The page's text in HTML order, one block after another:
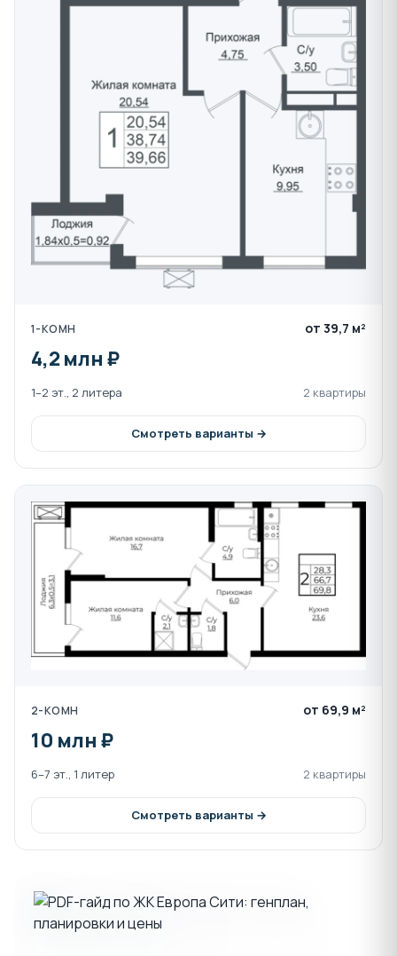
проемов газобетонными блоками 200 мм , по
наружной стене дом утеплен пенополистирольными
плитами. Межквартирные перегородки - блок
газобетонный 200 мм, внутриквартирные - блок
газобетонный 100 мм. Фундамент - монолитная
железобетонная плита толщиной 800мм. Кровля в
здании плоская малоуклонная типа «Технониколь
Стандарт». Применена фасадная система с тонким
штукатурным слоем по типу фирмы KREISEL TURBO S.
В каждом подъезде устанавливается по 1
грузопассажирскому лифту.
Лебединое озеро в "Немецкой деревне"
Школы 99, 106, 65, 68, 96
Гипермаркет Лента
ТЦ Метро
Леруа Мерлен
Парк Достижений
Запроектирована трамвайная ветка к
"Немецкой деревне", запуск 2025 год.
Транспортная доступность:
остановка общественного транспорта у входа
троллейбус № 4 Немецкая деревня-Дальний
западный обход-ул. Красных партизан-
вокзал Краснодар 1
автобус № 710 Немецкая деревня-Дальний
западный обход-ул. Красных партизан-
Красная площадь
1-КОМН от 39,7 м²
4,2 млн ₽
1–2 эт., 2 литера 2 квартиры
Смотреть варианты →
2-КОМН от 69,9 м²
10 млн ₽
6–7 эт., 1 литер 2 квартиры
Смотреть варианты →